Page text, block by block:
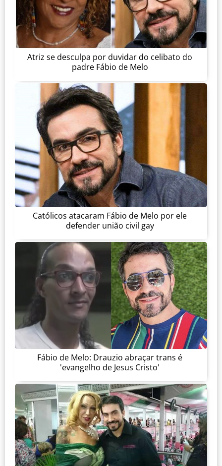
Atriz se desculpa por duvidar do celibato do
padre Fábio de Melo
Católicos atacaram Fábio de Melo por ele
defender união civil gay
Fábio de Melo: Drauzio abraçar trans é
'evangelho de Jesus Cristo'